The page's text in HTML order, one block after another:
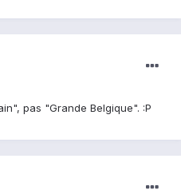
pas "Grande Belgique". :P